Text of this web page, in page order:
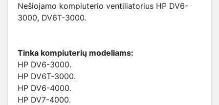
Nešiojamo kompiuterio ventiliatorius HP DV6-
3000, DV6T-3000.
Tinka kompiuterių modeliams:
HP DV6-3000.
HP DV6T-3000.
HP DV6-4000.
HP DV7-4000.